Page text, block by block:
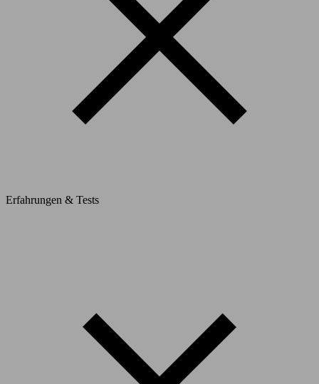
Erfahrungen & Tests